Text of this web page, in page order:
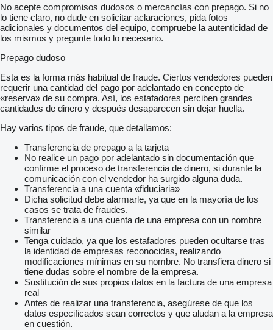
No acepte compromisos dudosos o mercancías con prepago. Si no
lo tiene claro, no dude en solicitar aclaraciones, pida fotos
adicionales y documentos del equipo, compruebe la autenticidad de
los mismos y pregunte todo lo necesario.
Prepago dudoso
Esta es la forma más habitual de fraude. Ciertos vendedores pueden
requerir una cantidad del pago por adelantado en concepto de
«reserva» de su compra. Así, los estafadores perciben grandes
cantidades de dinero y después desaparecen sin dejar huella.
Hay varios tipos de fraude, que detallamos:
Transferencia de prepago a la tarjeta
No realice un pago por adelantado sin documentación que
confirme el proceso de transferencia de dinero, si durante la
comunicación con el vendedor ha surgido alguna duda.
Transferencia a una cuenta «fiduciaria»
Dicha solicitud debe alarmarle, ya que en la mayoría de los
casos se trata de fraudes.
Transferencia a una cuenta de una empresa con un nombre
similar
Tenga cuidado, ya que los estafadores pueden ocultarse tras
la identidad de empresas reconocidas, realizando
modificaciones mínimas en su nombre. No transfiera dinero si
tiene dudas sobre el nombre de la empresa.
Sustitución de sus propios datos en la factura de una empresa
real
Antes de realizar una transferencia, asegúrese de que los
datos especificados sean correctos y que aludan a la empresa
en cuestión.